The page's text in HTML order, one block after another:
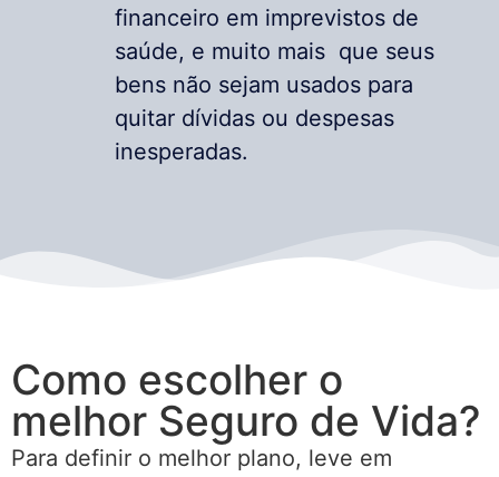
financeiro em imprevistos de
saúde, e muito mais que seus
bens não sejam usados para
quitar dívidas ou despesas
inesperadas.
Como escolher o
melhor Seguro de Vida?
Para definir o melhor plano, leve em